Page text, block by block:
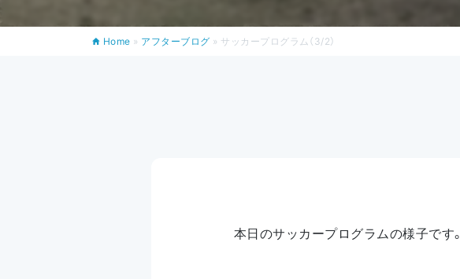
Home » アフターブログ » サッカープログラム（3/2）
本日のサッカープログラムの様子です。